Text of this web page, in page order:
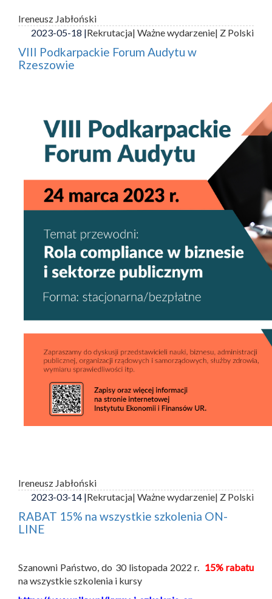
Ireneusz Jabłoński
2023-05-18 |Rekrutacja| Ważne wydarzenie| Z Polski
VIII Podkarpackie Forum Audytu w
Rzeszowie
Ireneusz Jabłoński
2023-03-14 |Rekrutacja| Ważne wydarzenie| Z Polski
RABAT 15% na wszystkie szkolenia ON-
LINE
Szanowni Państwo, do 30 listopada 2022 r. 15% rabatu
na wszystkie szkolenia i kursy